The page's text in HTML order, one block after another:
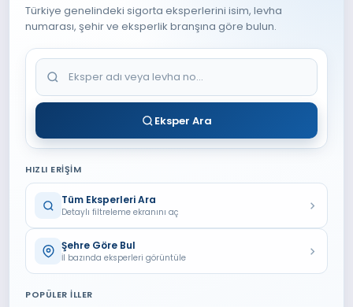
Türkiye genelindeki sigorta eksperlerini isim, levha
numarası, şehir ve eksperlik branşına göre bulun.
Eksper Ara
HIZLI ERIŞIM
Tüm Eksperleri Ara
Detaylı filtreleme ekranını aç
Şehre Göre Bul
İl bazında eksperleri görüntüle
POPÜLER İLLER